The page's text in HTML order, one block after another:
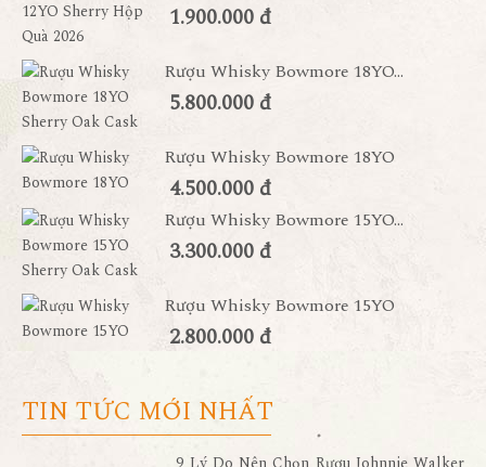
1.900.000 đ
Rượu Whisky Bowmore 18YO...
5.800.000 đ
Rượu Whisky Bowmore 18YO
4.500.000 đ
Rượu Whisky Bowmore 15YO...
3.300.000 đ
Rượu Whisky Bowmore 15YO
2.800.000 đ
TIN TỨC MỚI NHẤT